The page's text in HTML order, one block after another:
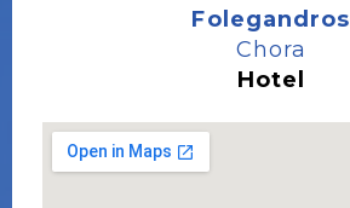
Folegandros
Chora
Hotel